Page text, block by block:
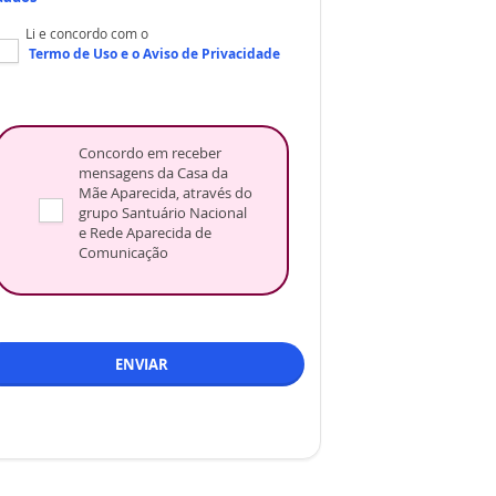
Li e concordo com o
Termo de Usoe oAviso de Privacidade
Concordo em receber
mensagens da Casa da
Mãe Aparecida, através do
grupo Santuário Nacional
e Rede Aparecida de
Comunicação
ENVIAR